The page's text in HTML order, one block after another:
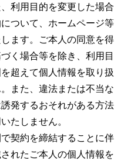
利用目的を変更した場合
ついて、ホームページ等
ます。ご本人の同意を得
く場合等を除き、利用目
超えて個人情報を取り扱
また、違法または不当な
発するおそれがある方法
たしません。
契約を締結することに伴
れたご本人の個人情報を